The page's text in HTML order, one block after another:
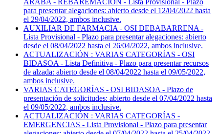
para presentar alegaciones: abierto desde el 12/04/2022 hasta
el 29/04/2022, ambos inclusive.
AUXILIAR DE FARMACIA - OSI DEBABARRENA -
Lista Provisional - Plazo para presentar alegaciones: abierto
desde el 08/04/2022 hasta el 26/04/2022, ambos inclusive.
ACTUALIZACIÓN : VARIAS CATEGORÍAS - OSI
BIDASOA - Lista Definitiva - Plazo para presentar recursos
de alzada: abierto desde el 08/04/2022 hasta el 09/05/2022,
ambos inclusive.
VARIAS CATEGORÍAS - OSI BIDASOA - Plazo de
presentación de solicitudes: abierto desde el 07/04/2022 hasta
el 09/05/2022, ambos inclusive.
ACTUALIZACIÓN : VARIAS CATEGORÍAS -
EMERGENCIAS - Lista Provisional - Plazo para presentar